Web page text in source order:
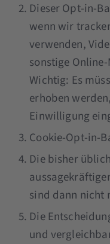
Dieser Opt-in-
wenn wir
verwenden,
sonstige
Wichtig: Es
erhoben
Einwilligung
Cookie-Opt-in-
Die bisher
sind dann nicht
Die
und